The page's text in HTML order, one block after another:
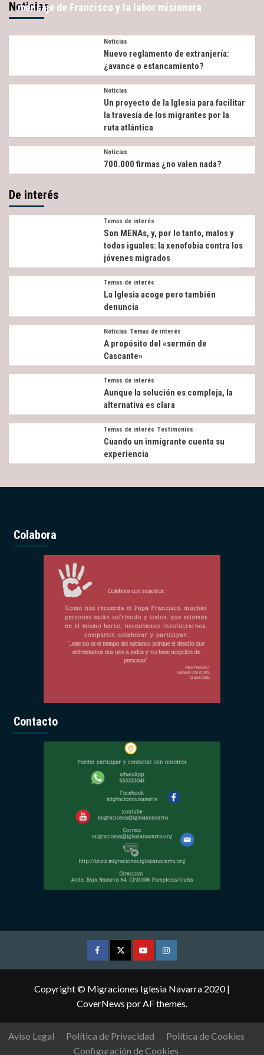
Noticias
mensaje de Francisco y la labor misionera
Noticias
Nuevo reglamento de extranjería:
¿avance o estancamiento?
Noticias
Un proyecto de la Iglesia para facilitar
la travesía de los migrantes por la
ruta atlántica
Noticias
700.000 firmas ¿no valen nada?
De interés
Temas de interés
Son MENAs, y, por lo tanto, malos y
todos iguales: la xenofobia contra los
jóvenes migrados
Temas de interés
La Iglesia acoge pero también
denuncia
Noticias Temas de interés
A propósito del «sermón de
Cascante»
Temas de interés
Aunque la solución es compleja, la
alternativa es clara
Temas de interés Testimonios
Cuando un inmigrante cuenta su
experiencia
Colabora
Contacto
FacebookTwitterYoutubeInstagram
Copyright © Migraciones Iglesia Navarra 2020|
CoverNews por AF themes.
Aviso Legal Política de Privacidad
Política de Cookies
Configuración de Cookies